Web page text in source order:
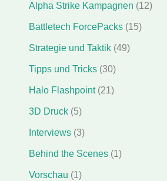
Alpha Strike Kampagnen (12)
Battletech ForcePacks(15)
Strategie und Taktik(49)
Tipps und Tricks(30)
Halo Flashpoint(21)
3D Druck(5)
Interviews(3)
Behind the Scenes(1)
Vorschau (1)